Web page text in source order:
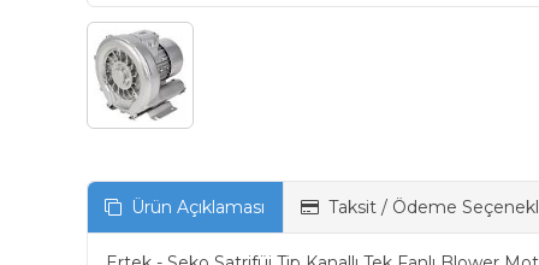
Ürün Açıklaması Taksit / Ödeme